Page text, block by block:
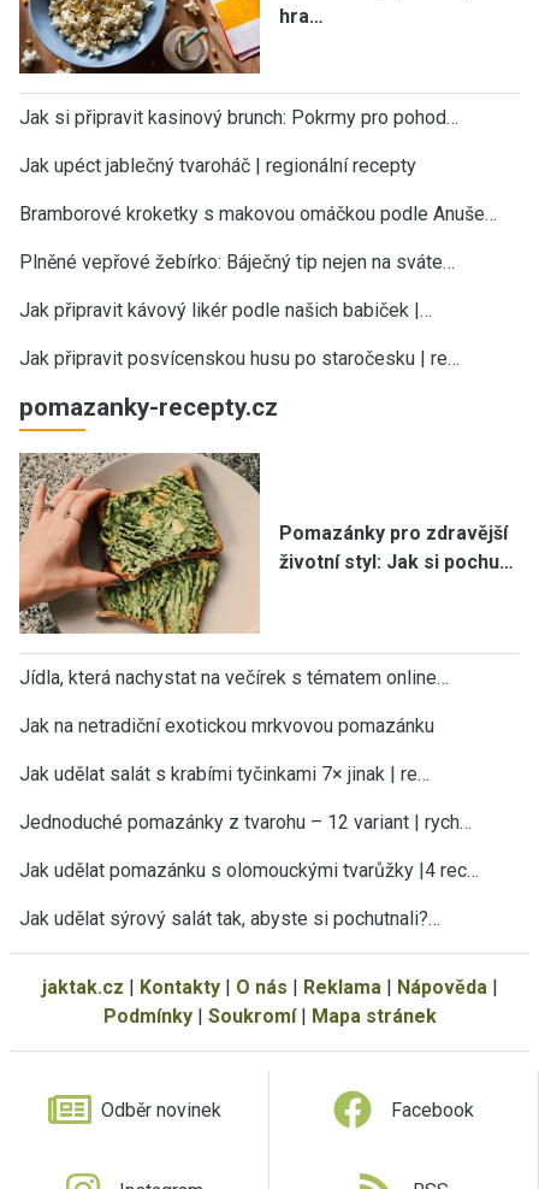
hra…
Jak si připravit kasinový brunch: Pokrmy pro pohod…
Jak upéct jablečný tvaroháč | regionální recepty
Bramborové kroketky s makovou omáčkou podle Anuše…
Plněné vepřové žebírko: Báječný tip nejen na sváte…
Jak připravit kávový likér podle našich babiček |…
Jak připravit posvícenskou husu po staročesku | re…
pomazanky-recepty.cz
Pomazánky pro zdravější
životní styl: Jak si pochu…
Jídla, která nachystat na večírek s tématem online…
Jak na netradiční exotickou mrkvovou pomazánku
Jak udělat salát s krabími tyčinkami 7× jinak | re…
Jednoduché pomazánky z tvarohu – 12 variant | rych…
Jak udělat pomazánku s olomouckými tvarůžky |4 rec…
Jak udělat sýrový salát tak, abyste si pochutnali?…
jaktak.cz | Kontakty| O nás | Reklama| Nápověda|
Podmínky| Soukromí| Mapa stránek
Odběr novinek Facebook